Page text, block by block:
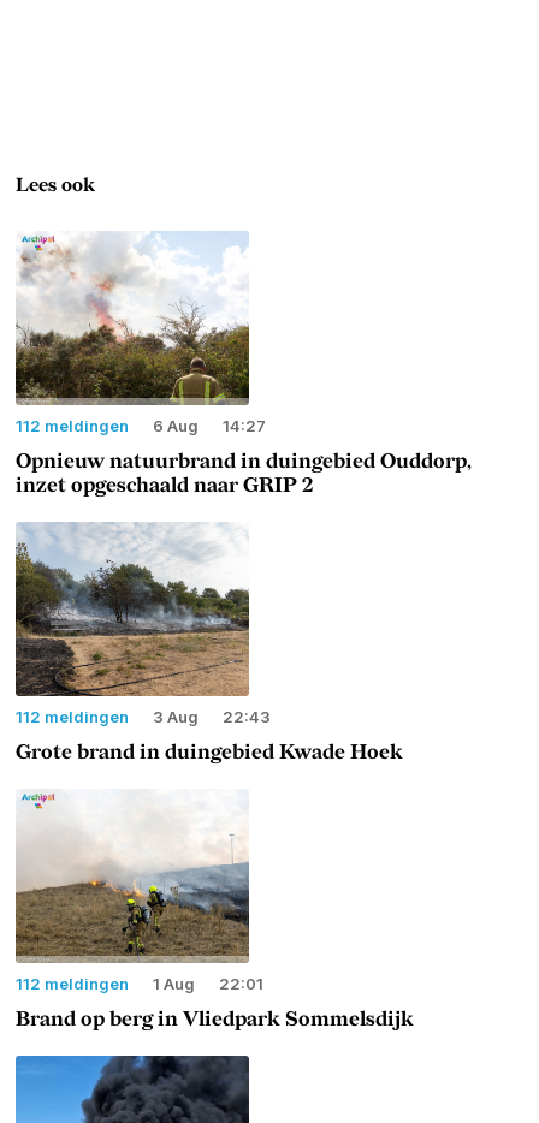
Lees ook
112 meldingen 6 Aug 14:27
Opnieuw natuurbrand in duingebied Ouddorp,
inzet opgeschaald naar GRIP 2
112 meldingen 3 Aug 22:43
Grote brand in duingebied Kwade Hoek
112 meldingen 1 Aug 22:01
Brand op berg in Vliedpark Sommelsdijk